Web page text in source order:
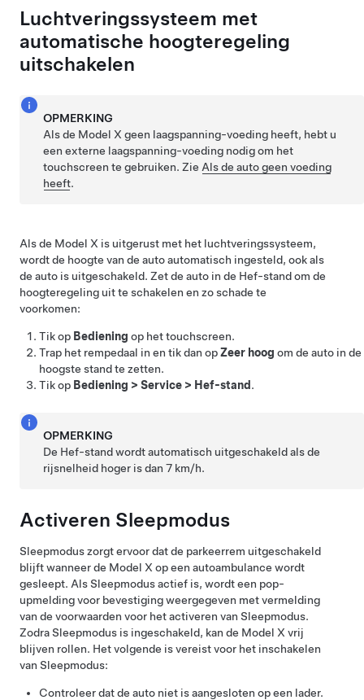
Luchtveringssysteem met
automatische hoogteregeling
uitschakelen
OPMERKING
Als de Model X geen laagspanning-voeding heeft, hebt u
een externe laagspanning-voeding nodig om het
touchscreen te gebruiken. Zie Als de auto geen voeding
heeft.
Als de Model X is uitgerust met het luchtveringssysteem,
wordt de hoogte van de auto automatisch ingesteld, ook als
de auto is uitgeschakeld. Zet de auto in de Hef-stand om de
hoogteregeling uit te schakelen en zo schade te
voorkomen:
Tik op Bediening op het touchscreen.
Trap het rempedaal in en tik dan opZeer hoog om de auto in de
hoogste stand te zetten.
Tik op Bediening > Service > Hef-stand .
OPMERKING
De Hef-stand wordt automatisch uitgeschakeld als de
rijsnelheid hoger is dan7 km/h.
Activeren Sleepmodus
Sleepmoduszorgt ervoor dat de parkeerrem uitgeschakeld
blijft wanneer de Model X op een autoambulance wordt
gesleept. AlsSleepmodusactief is, wordt een pop-
upmelding voor bevestiging weergegeven met vermelding
van de voorwaarden voor het activeren van Sleepmodus.
ZodraSleepmodus is ingeschakeld, kan de Model X vrij
blijven rollen. Het volgende is vereist voor het inschakelen
van Sleepmodus:
Controleer dat de auto niet is aangesloten op een lader.